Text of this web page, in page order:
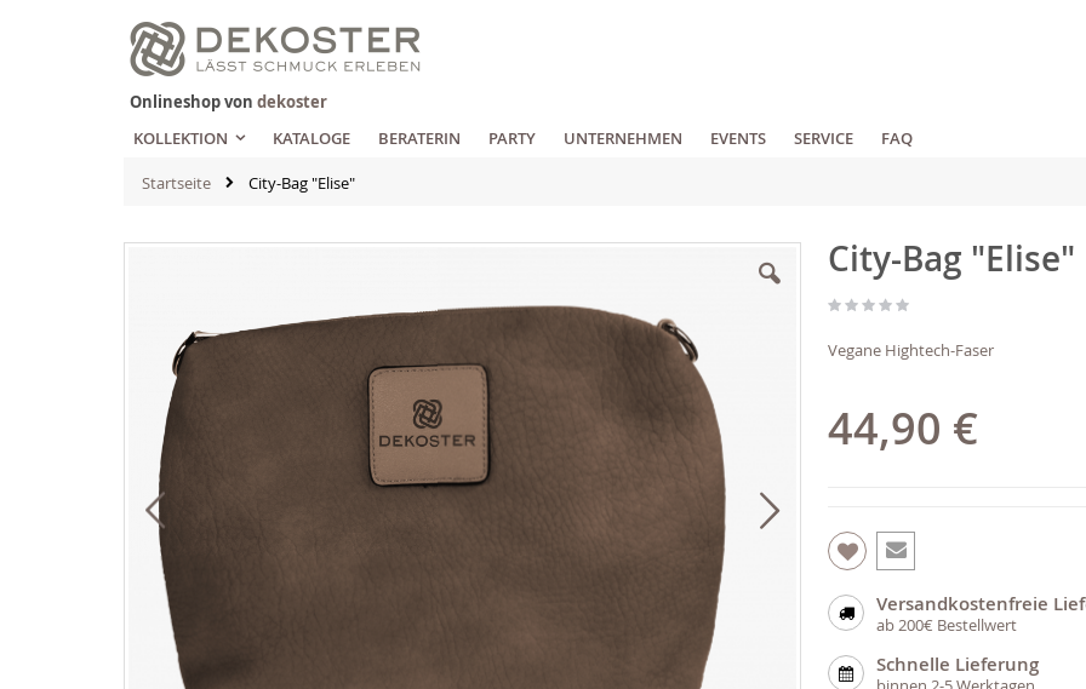
Zum
Inhalt
springen
Onlineshop von dekoster
KOLLEKTION
KATALOGE BERATERIN PARTY UNTERNEHMEN EVENTS SERVICE FAQ
Startseite City-Bag "Elise"
springen
City-Bag "Elise"
Vegane Hightech-Faser
44,90 €
Versandkostenfreie
ab 200€ Bestellwert
Schnelle Lieferung